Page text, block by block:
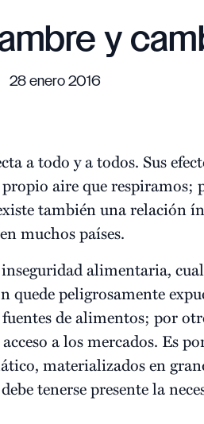
y
28 enero 2016
a todo y a todos. Sus
aire que respiramos;
también una relación
en muchos países.
alimentaria,
peligrosamente
de alimentos; por
a los mercados. Es
materializados en
tenerse presente la